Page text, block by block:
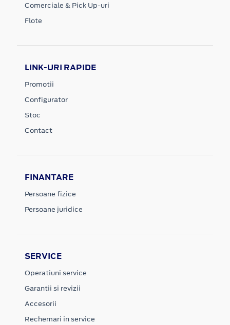
Comerciale & Pick Up-uri
Flote
LINK-URI RAPIDE
Promotii
Configurator
Stoc
Contact
FINANTARE
Persoane fizice
Persoane juridice
SERVICE
Operatiuni service
Garantii si revizii
Accesorii
Rechemari in service